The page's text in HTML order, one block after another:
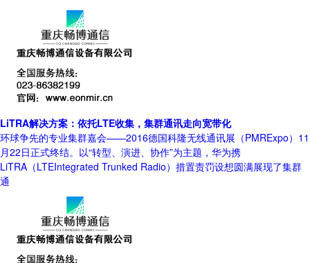
LiTRA解决方案：依托LTE收集，集群通讯走向宽带化
环球争先的专业集群嘉会——2016德国科隆无线通讯展（PMRExpo）11
月22日正式终结。以“转型、演进、协作”为主题，华为携
LiTRA（LTEIntegrated Trunked Radio）措置责罚设想圆满展现了集群
通